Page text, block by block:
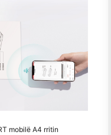
mobilë A4 rritin